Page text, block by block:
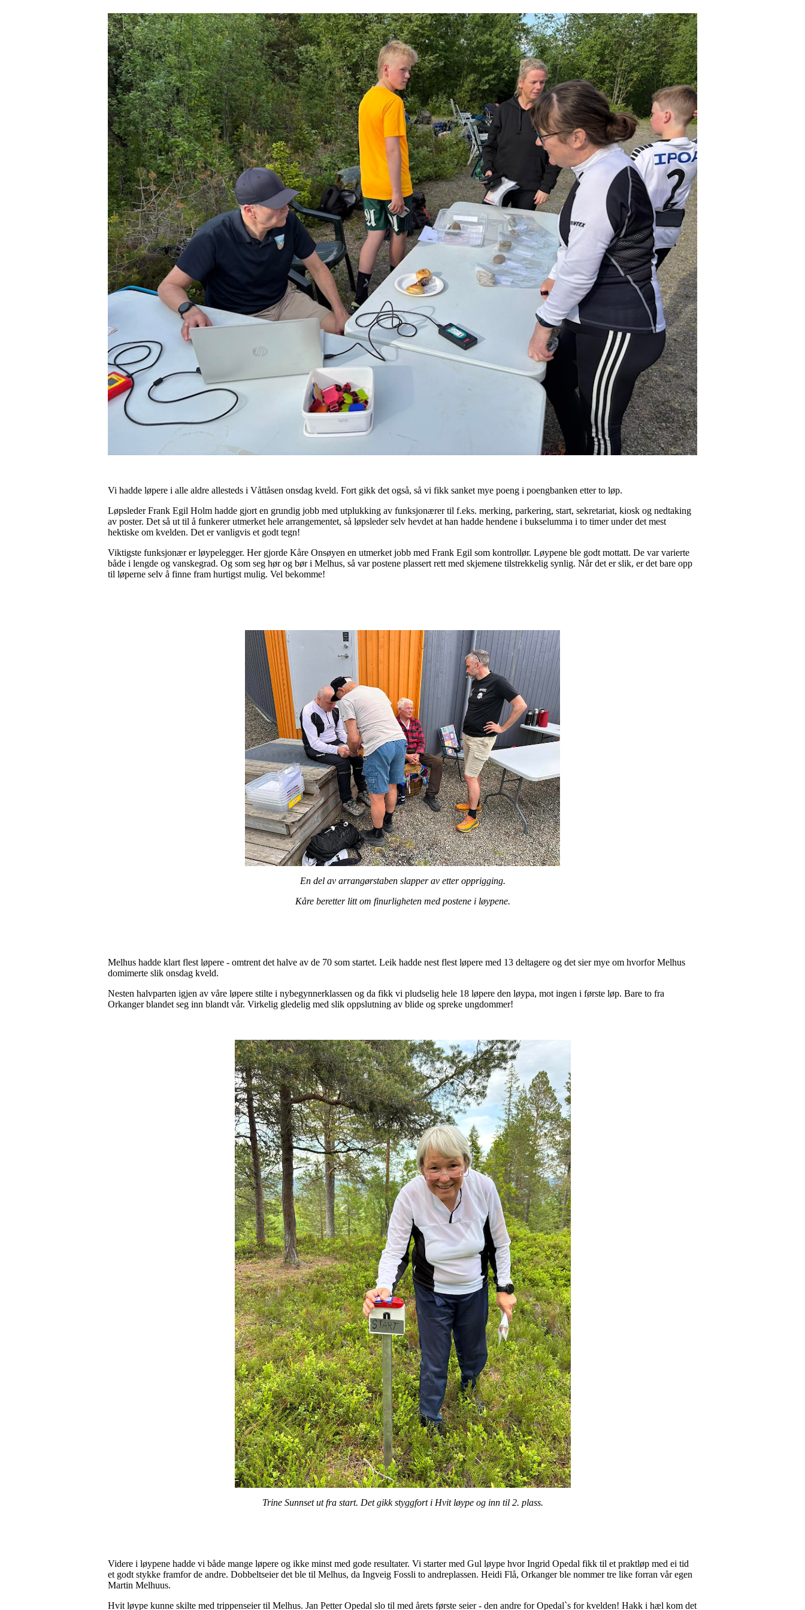
Vi hadde løpere i alle aldre allesteds i Våttåsen onsdag kveld. Fort gikk det også, så vi fikk sanket mye poeng i poengbanken etter to løp.
Løpsleder Frank Egil Holm hadde gjort en grundig jobb med utplukking av funksjonærer til f.eks. merking, parkering, start, sekretariat, kiosk og nedtaking
av poster. Det så ut til å funkerer utmerket hele arrangementet, så løpsleder selv hevdet at han hadde hendene i bukselumma i to timer under det mest
hektiske om kvelden. Det er vanligvis et godt tegn!
Viktigste funksjonær er løypelegger. Her gjorde Kåre Onsøyen en utmerket jobb med Frank Egil som kontrollør. Løypene ble godt mottatt. De var varierte
både i lengde og vanskegrad. Og som seg hør og bør i Melhus, så var postene plassert rett med skjemene tilstrekkelig synlig. Når det er slik, er det bare opp
til løperne selv å finne fram hurtigst mulig. Vel bekomme!
En del av arrangørstaben slapper av etter opprigging.
Kåre beretter litt om finurligheten med postene i løypene.
Melhus hadde klart flest løpere - omtrent det halve av de 70 som startet. Leik hadde nest flest løpere med 13 deltagere og det sier mye om hvorfor Melhus
domimerte slik onsdag kveld.
Nesten halvparten igjen av våre løpere stilte i nybegynnerklassen og da fikk vi pludselig hele 18 løpere den løypa, mot ingen i første løp. Bare to fra
Orkanger blandet seg inn blandt vår. Virkelig gledelig med slik oppslutning av blide og spreke ungdommer!
Trine Sunnset ut fra start. Det gikk styggfort i Hvit løype og inn til 2. plass.
Videre i løypene hadde vi både mange løpere og ikke minst med gode resultater. Vi starter med Gul løype hvor Ingrid Opedal fikk til et praktløp med ei tid
et godt stykke framfor de andre. Dobbeltseier det ble til Melhus, da Ingveig Fossli to andreplassen. Heidi Flå, Orkanger ble nommer tre like forran vår egen
Martin Melhuus.
Hvit løype kunne skilte med trippenseier til Melhus. Jan Petter Opedal slo til med årets første seier - den andre for Opedal`s for kvelden! Hakk i hæl kom det